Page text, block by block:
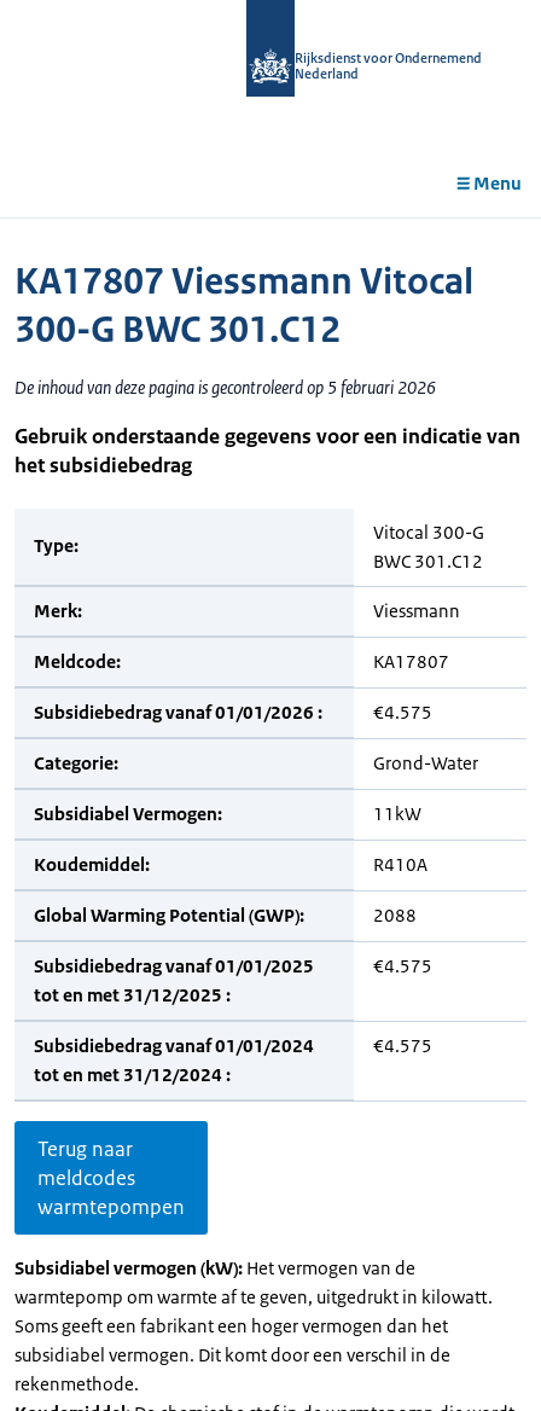
Rijksdienst voor Ondernemend
Nederland
Menu
KA17807 Viessmann Vitocal
300-G BWC 301.C12
De inhoud van deze pagina is gecontroleerd op 5 februari 2026
Gebruik onderstaande gegevens voor een indicatie van
het subsidiebedrag
Type:
Vitocal 300-G
BWC 301.C12
Merk: Viessmann
Meldcode: KA17807
Subsidiebedrag vanaf 01/01/2026 : €4.575
Categorie: Grond-Water
Subsidiabel Vermogen: 11kW
Koudemiddel: R410A
Global Warming Potential (GWP): 2088
Subsidiebedrag vanaf 01/01/2025
tot en met 31/12/2025 :
€4.575
Subsidiebedrag vanaf 01/01/2024
tot en met 31/12/2024 :
€4.575
Terug naar
meldcodes
warmtepompen
Subsidiabel vermogen (kW): Het vermogen van de
warmtepomp om warmte af te geven, uitgedrukt in kilowatt.
Soms geeft een fabrikant een hoger vermogen dan het
subsidiabel vermogen. Dit komt door een verschil in de
rekenmethode.